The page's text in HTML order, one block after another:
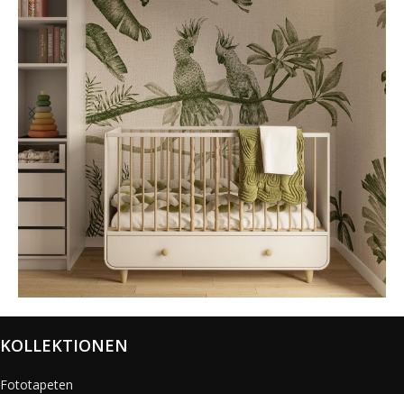
@karols_interiors
KOLLEKTIONEN
Fototapeten